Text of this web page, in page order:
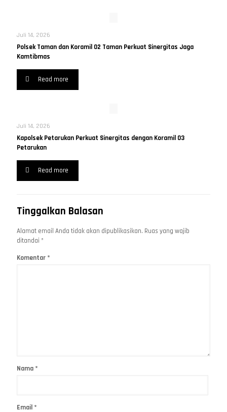
Juli 14, 2026
Polsek Taman dan Koramil 02 Taman Perkuat Sinergitas Jaga
Kamtibmas
Read more
Juli 14, 2026
Kapolsek Petarukan Perkuat Sinergitas dengan Koramil 03
Petarukan
Read more
Tinggalkan Balasan
Alamat email Anda tidak akan dipublikasikan. Ruas yang wajib
ditandai *
Komentar *
Nama *
Email *